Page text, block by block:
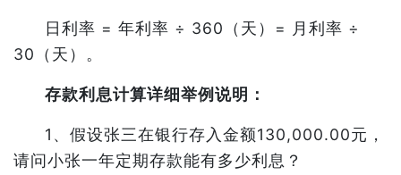
日利率 = 年利率 ÷ 360（天）= 月利率 ÷
30（天）。
存款利息计算详细举例说明：
1、假设张三在银行存入金额130,000.00元，
请问小张一年定期存款能有多少利息？